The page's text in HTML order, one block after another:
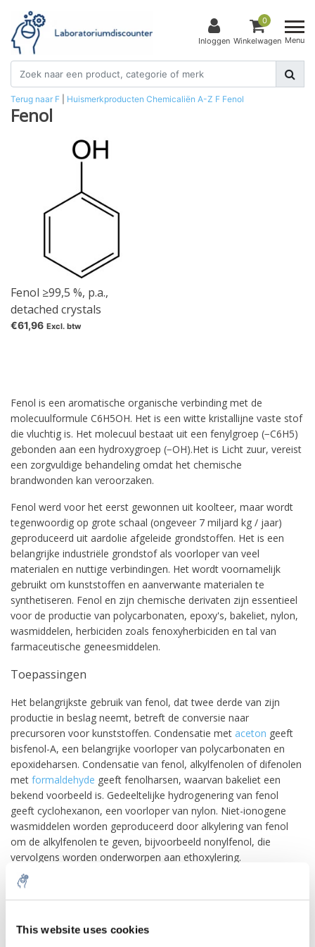
This website uses cookies
Inloggen
0
Winkelwagen Menu
Terug naar F Huismerkproducten Chemicaliën A-Z F Fenol
Fenol
Fenol ≥99,5 %, p.a.,
detached crystals
€61,96 Excl. btw
Fenol is een aromatische organische verbinding met de
molecuulformule C6H5OH. Het is een witte kristallijne vaste stof
die vluchtig is. Het molecuul bestaat uit een fenylgroep (−C6H5)
gebonden aan een hydroxygroep (−OH).Het is Licht zuur, vereist
een zorgvuldige behandeling omdat het chemische
brandwonden kan veroorzaken.
Fenol werd voor het eerst gewonnen uit koolteer, maar wordt
tegenwoordig op grote schaal (ongeveer 7 miljard kg / jaar)
geproduceerd uit aardolie afgeleide grondstoffen. Het is een
belangrijke industriële grondstof als voorloper van veel
materialen en nuttige verbindingen. Het wordt voornamelijk
gebruikt om kunststoffen en aanverwante materialen te
synthetiseren. Fenol en zijn chemische derivaten zijn essentieel
voor de productie van polycarbonaten, epoxy's, bakeliet, nylon,
wasmiddelen, herbiciden zoals fenoxyherbiciden en tal van
farmaceutische geneesmiddelen.
Toepassingen
Het belangrijkste gebruik van fenol, dat twee derde van zijn
productie in beslag neemt, betreft de conversie naar
precursoren voor kunststoffen. Condensatie met aceton geeft
bisfenol-A, een belangrijke voorloper van polycarbonaten en
epoxideharsen. Condensatie van fenol, alkylfenolen of difenolen
met formaldehyde geeft fenolharsen, waarvan bakeliet een
bekend voorbeeld is. Gedeeltelijke hydrogenering van fenol
geeft cyclohexanon, een voorloper van nylon. Niet-ionogene
wasmiddelen worden geproduceerd door alkylering van fenol
om de alkylfenolen te geven, bijvoorbeeld nonylfenol, die
vervolgens worden onderworpen aan ethoxylering.
Fenol is ook een veelzijdige voorloper van een grote
verzameling geneesmiddelen, met name aspirine, maar ook veel
order